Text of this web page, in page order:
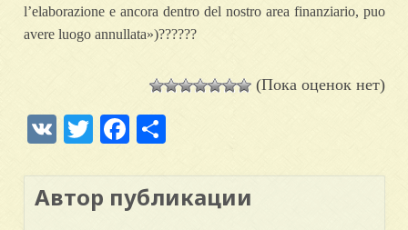
l’elaborazione e ancora dentro del nostro area finanziario, puo
avere luogo annullata»)??????
(Пока оценок нет)
VK TwitterFacebook
Автор публикации